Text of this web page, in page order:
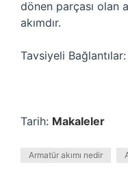
dönen parçası olan
akımdır.
Tavsiyeli Bağlantılar:
Tarih: Makaleler
Armatür akımı nedir